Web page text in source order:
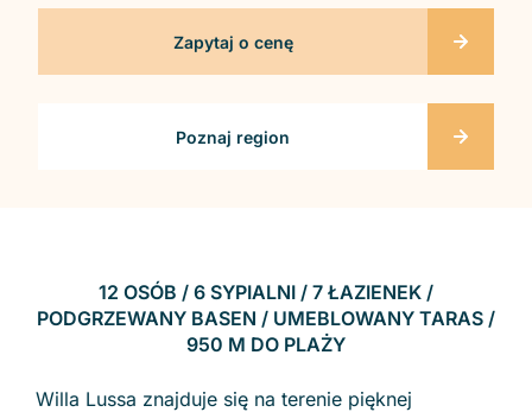
Zapytaj o cenę
Poznaj region
12 OSÓB / 6 SYPIALNI / 7 ŁAZIENEK /
PODGRZEWANY BASEN / UMEBLOWANY TARAS /
950 M DO PLAŻY
Willa Lussa znajduje się na terenie pięknej